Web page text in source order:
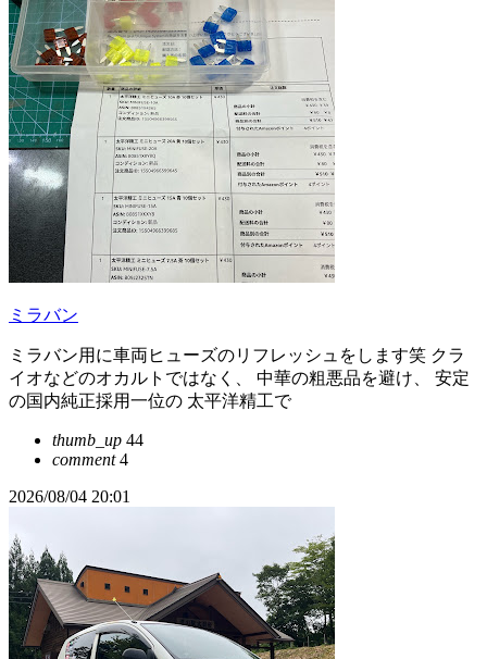
ミラバン
ミラバン用に車両ヒューズのリフレッシュをします笑 クラ
イオなどのオカルトではなく、 中華の粗悪品を避け、 安定
の国内純正採用一位の 太平洋精工で
thumb_up 44
comment4
2026/08/04 20:01